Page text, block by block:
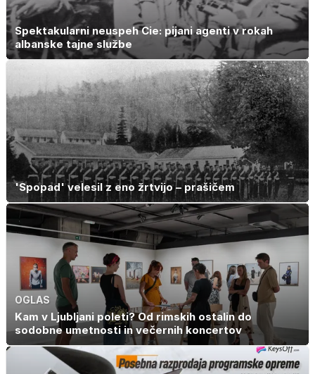
Spektakularni neuspeh Cie: pijani agenti v rokah
albanske tajne službe
'Spopad' velesil z eno žrtvijo – prašičem
OGLAS
Kam v Ljubljani poleti? Od rimskih ostalin do
sodobne umetnosti in večernih koncertov